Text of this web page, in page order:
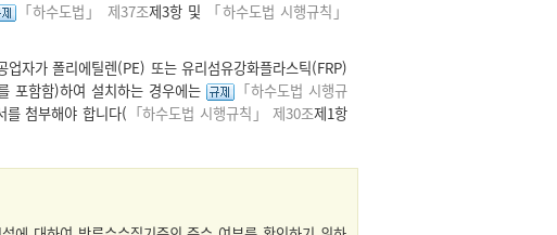
「하수도법」 제37조제3항 및
「하수도법 시행규칙」
업자가 폴리에틸렌(PE) 또는 유리섬유강화플라스틱(FRP)
포함함)하여 설치하는 경우에는
「하수도법 시행규
를 첨부해야 합니다( 「하수도법 시행규칙」 제30조제1항